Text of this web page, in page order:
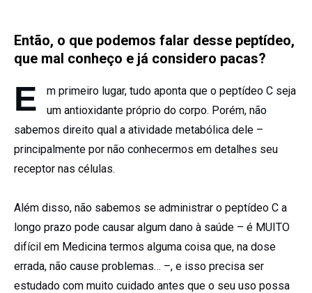
Então, o que podemos falar desse peptídeo,
que mal conheço e já considero pacas?
E
m primeiro lugar, tudo aponta que o peptídeo C seja
um antioxidante próprio do corpo. Porém, não
sabemos direito qual a atividade metabólica dele –
principalmente por não conhecermos em detalhes seu
receptor nas células.
Além disso, não sabemos se administrar o peptídeo C a
longo prazo pode causar algum dano à saúde – é MUITO
difícil em Medicina termos alguma coisa que, na dose
errada, não cause problemas… –, e isso precisa ser
estudado com muito cuidado antes que o seu uso possa